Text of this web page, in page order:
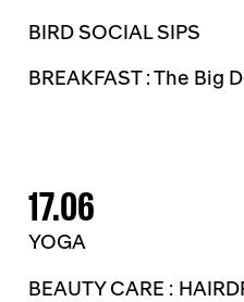
BIRD SOCIAL SIPS
BREAKFAST : The Big
17.06
YOGA
BEAUTY CARE :